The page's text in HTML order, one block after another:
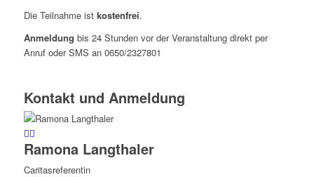
Die Teilnahme ist kostenfrei.
Anmeldung bis 24 Stunden vor der Veranstaltung direkt per
Anruf oder SMS an 0650/2327801
Kontakt und Anmeldung
Ramona Langthaler
Caritasreferentin